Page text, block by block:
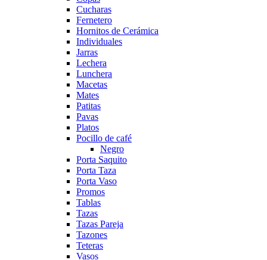
Cucharas
Fernetero
Hornitos de Cerámica
Individuales
Jarras
Lechera
Lunchera
Macetas
Mates
Patitas
Pavas
Platos
Pocillo de café
Negro
Porta Saquito
Porta Taza
Porta Vaso
Promos
Tablas
Tazas
Tazas Pareja
Tazones
Teteras
Vasos